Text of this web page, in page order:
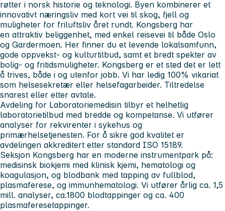
røtter i norsk historie og teknologi. Byen kombinerer et
innovativt næringsliv med kort vei til skog, fjell og
muligheter for friluftsliv året rundt. Kongsberg har
en attraktiv beliggenhet, med enkel reisevei til både Oslo
og Gardermoen. Her finner du et levende lokalsamfunn,
gode oppvekst- og kulturtilbud, samt et bredt spekter av
bolig- og fritidsmuligheter. Kongsberg er et sted det er lett
å trives, både i og utenfor jobb. Vi har ledig 100% vikariat
som helsesekretær eller helsefagarbeider. Tiltredelse
snarest eller etter avtale.
Avdeling for Laboratoriemedisin tilbyr et helhetlig
laboratorietilbud med bredde og kompetanse. Vi utfører
analyser for rekvirenter i sykehus og
primærhelsetjenesten. For å sikre god kvalitet er
avdelingen akkreditert etter standard ISO 15189.
Seksjon Kongsberg har en moderne instrumentpark på:
medisinsk biokjemi med klinisk kjemi, hematologi og
koagulasjon, og blodbank med tapping av fullblod,
plasmaferese, og immunhematologi. Vi utfører årlig ca. 1,5
mill. analyser, ca.1800 blodtappinger og ca. 400
plasmaferesetappinger.